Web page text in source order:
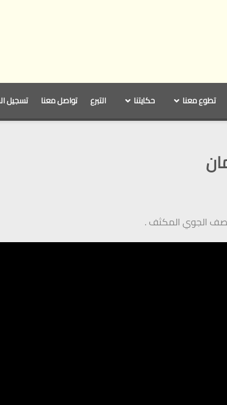
تطوع معنا حكايتنا التبرع تواصل معنا تسجيل
الجوي المكثف .